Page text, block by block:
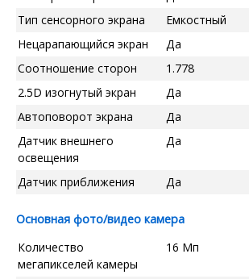
Тип сенсорного экрана
Емкостный
Нецарапающийся экран
Да
Соотношение сторон
1.778
2.5D изогнутый экран
Да
Автоповорот экрана
Да
Датчик внешнего
освещения
Да
Датчик приближения Да
Основная фото/видео камера
Количество
мегапикселей камеры
16 Мп